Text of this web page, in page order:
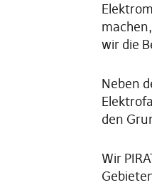
wir die
Neben
den
Wir